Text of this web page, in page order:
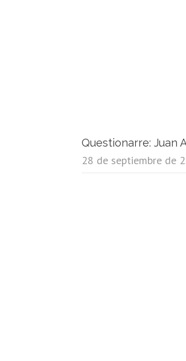
Questionarre: Juan
28 de septiembre de